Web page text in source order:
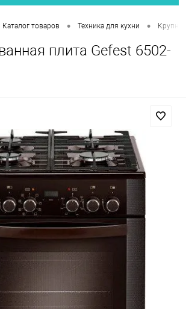
Каталог товаров • Техника для кухни •
плита Gefest 6502-